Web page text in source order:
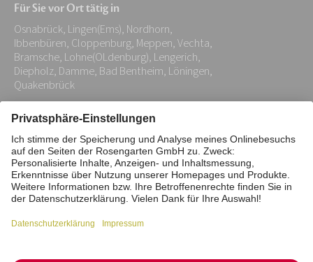
Adresse:
*
Für Sie vor Ort tätig in
Osnabrück, Lingen(Ems), Nordhorn,
Ibbenbüren, Cloppenburg, Meppen, Vechta,
Bramsche, Lohne(OLdenburg), Lengerich,
Diepholz, Damme, Bad Bentheim, Löningen,
Quakenbrück
Impressum Datenschutz
Stiftung
Interne Meldestelle
Zahlungsmittel
Barrierefreiheitserklärung
Vertrag widerrufen